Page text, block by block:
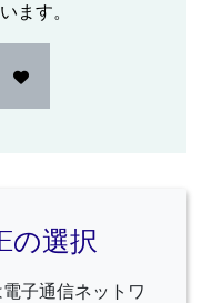
ます。
います
る
の選択
子通信ネットワ